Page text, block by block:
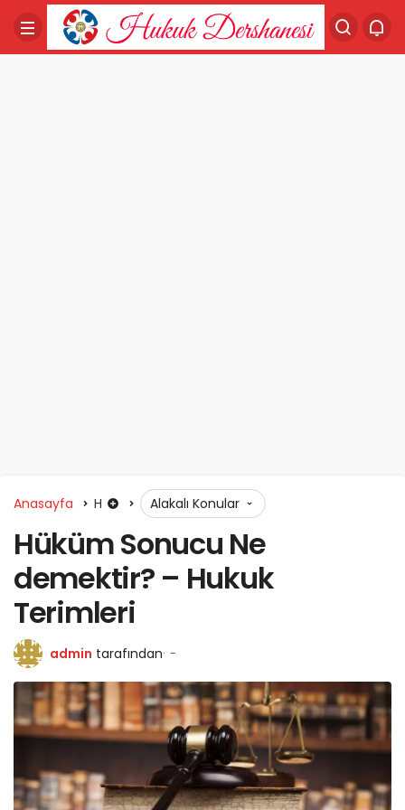
Anasayfa H Alakalı Konular
Hüküm Sonucu Ne
demektir? – Hukuk
Terimleri
admin tarafından -